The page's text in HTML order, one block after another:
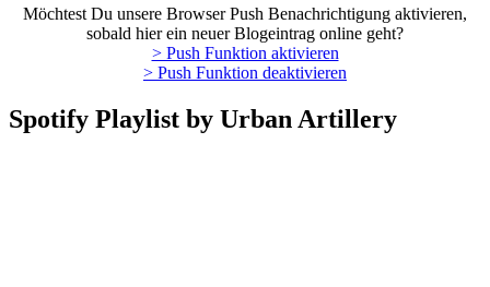
Möchtest Du unsere Browser Push Benachrichtigung aktivieren,
sobald hier ein neuer Blogeintrag online geht?
> Push Funktion aktivieren
> Push Funktion deaktivieren
Spotify Playlist by Urban Artillery